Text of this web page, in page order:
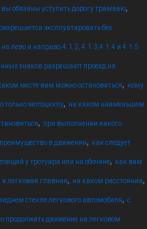
обязаны уступить дорогу трамваю,
эксплуатировать без
лево и направо 4.1.2, 4.1.3,4.1.4 и 4.1.5
знаков разрешают проезд на
месте вам можно остановиться, кому
только мотоциклу, на каком наименьшем
, при выполнении какого
в движении, как следует
у тротуара или на обочине, как вам
и легковая главная, на каком расстоянии,
стекле легкового автомобиля, с
продолжить движение на легковом